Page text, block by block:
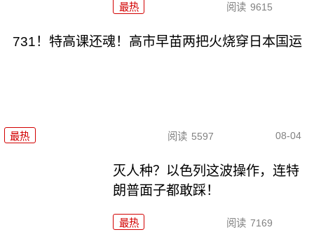
最热 阅读 9615
731！特高课还魂！高市早苗两把火烧穿日本国运
最热 阅读 5597 08-04
灭人种？以色列这波操作，连特
朗普面子都敢踩！
最热 阅读 7169